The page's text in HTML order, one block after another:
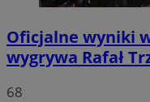
Oficjalne wyniki
wygrywa Rafał
68